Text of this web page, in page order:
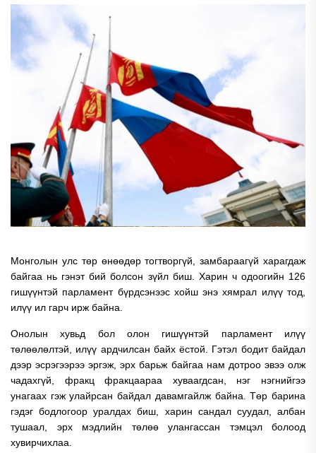
Монголын улс төр өнөөдөр тогтворгүй, замбараагүй харагдаж
байгаа нь гэнэт бий болсон зүйл биш. Харин ч одоогийн 126
гишүүнтэй парламент бүрдсэнээс хойш энэ хямрал илүү тод,
илүү ил гарч ирж байна.
Онолын хувьд бол олон гишүүнтэй парламент илүү
төлөөлөлтэй, илүү ардчилсан байх ёстой. Гэтэл бодит байдал
дээр эсрэгээрээ эргэж, эрх барьж байгаа нам дотроо эвээ олж
чадахгүй, фракц фракцаараа хуваагдсан, нэг нэгнийгээ
унагаах гэж улайрсан байдал давамгайлж байна. Төр барина
гэдэг бодлогоор уралдах биш, харин сандал суудал, албан
тушаал, эрх мэдлийн төлөө улангассан тэмцэл болоод
хувирчихлаа.